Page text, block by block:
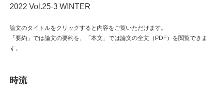
2022 Vol.25-3 WINTER
論文のタイトルをクリックすると内容をご覧いただけます。
「要約」では論文の要約を、「本文」では論文の全文（PDF）を閲覧できま
す。
時流